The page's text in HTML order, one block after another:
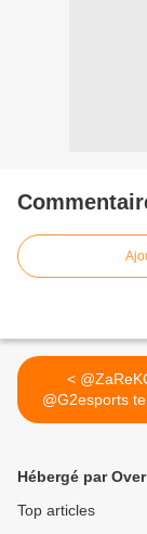
< @ZaReKCSGO
@G2esports
esport
Hébergé par
Top articles